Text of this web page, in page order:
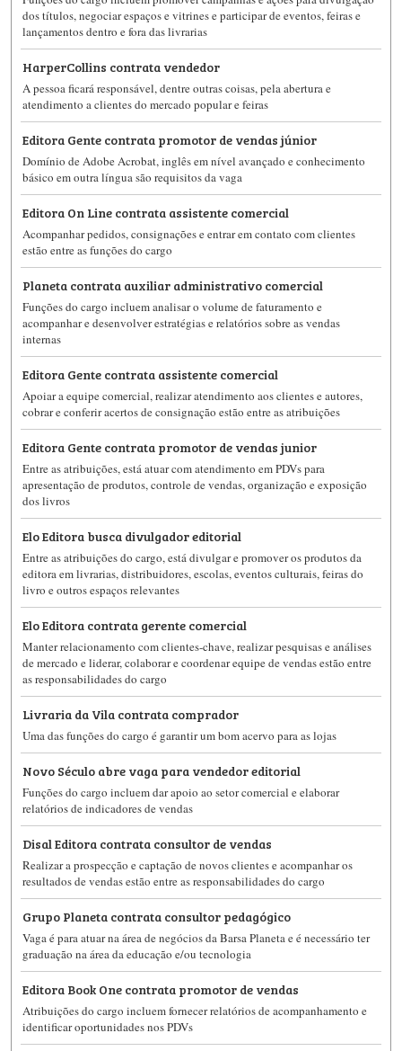
dos títulos, negociar espaços e vitrines e participar de eventos, feiras e
lançamentos dentro e fora das livrarias
HarperCollins contrata vendedor
A pessoa ficará responsável, dentre outras coisas, pela abertura e
atendimento a clientes do mercado popular e feiras
Editora Gente contrata promotor de vendas júnior
Domínio de Adobe Acrobat, inglês em nível avançado e conhecimento
básico em outra língua são requisitos da vaga
Editora On Line contrata assistente comercial
Acompanhar pedidos, consignações e entrar em contato com clientes
estão entre as funções do cargo
Planeta contrata auxiliar administrativo comercial
Funções do cargo incluem analisar o volume de faturamento e
acompanhar e desenvolver estratégias e relatórios sobre as vendas
internas
Editora Gente contrata assistente comercial
Apoiar a equipe comercial, realizar atendimento aos clientes e autores,
cobrar e conferir acertos de consignação estão entre as atribuições
Editora Gente contrata promotor de vendas junior
Entre as atribuições, está atuar com atendimento em PDVs para
apresentação de produtos, controle de vendas, organização e exposição
dos livros
Elo Editora busca divulgador editorial
Entre as atribuições do cargo, está divulgar e promover os produtos da
editora em livrarias, distribuidores, escolas, eventos culturais, feiras do
livro e outros espaços relevantes
Elo Editora contrata gerente comercial
Manter relacionamento com clientes-chave, realizar pesquisas e análises
de mercado e liderar, colaborar e coordenar equipe de vendas estão entre
as responsabilidades do cargo
Livraria da Vila contrata comprador
Uma das funções do cargo é garantir um bom acervo para as lojas
Novo Século abre vaga para vendedor editorial
Funções do cargo incluem dar apoio ao setor comercial e elaborar
relatórios de indicadores de vendas
Disal Editora contrata consultor de vendas
Realizar a prospecção e captação de novos clientes e acompanhar os
resultados de vendas estão entre as responsabilidades do cargo
Grupo Planeta contrata consultor pedagógico
Vaga é para atuar na área de negócios da Barsa Planeta e é necessário ter
graduação na área da educação e/ou tecnologia
Editora Book One contrata promotor de vendas
Atribuições do cargo incluem fornecer relatórios de acompanhamento e
identificar oportunidades nos PDVs